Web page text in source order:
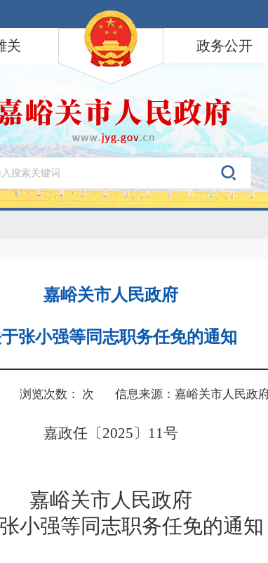
关 政务公开
嘉峪关市人民政府
张小强等同志职务任免的通知
浏览次数： 次 信息来源：嘉峪关市人民政
嘉政任〔2025〕 11号
嘉峪关市人民政府
小强等同志职务任免的通知